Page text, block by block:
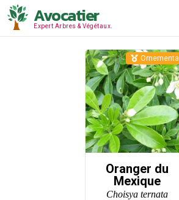
Avocatier
Expert Arbres & Végétaux.
Oranger du
Mexique
Choisya ternata
Ornemental